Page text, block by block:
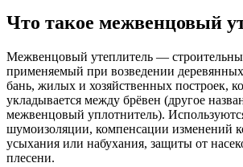
Что такое межвенцовый
Межвенцовый утеплитель —
применяемый при возведении
бань, жилых и хозяйственных построек,
укладывается между брёвен (другое
межвенцовый уплотнитель).
шумоизоляции, компенсации изменений
усыхания или набухания, защиты от
плесени.